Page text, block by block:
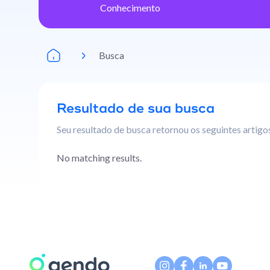
Conhecimento
Busca
Resultado de sua busca
Seu resultado de busca retornou os seguintes
No matching results.